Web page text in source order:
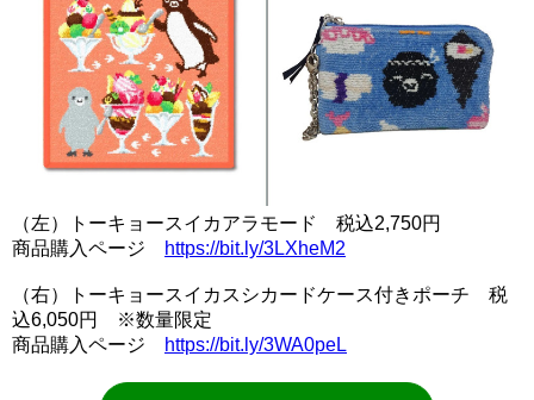
（左）トーキョースイカアラモード 税込2,750円
商品購入ページ
https://bit.ly/3LXheM2
（右）トーキョースイカスシカードケース付きポーチ 税
込6,050円 ※数量限定
商品購入ページ
https://bit.ly/3WA0peL